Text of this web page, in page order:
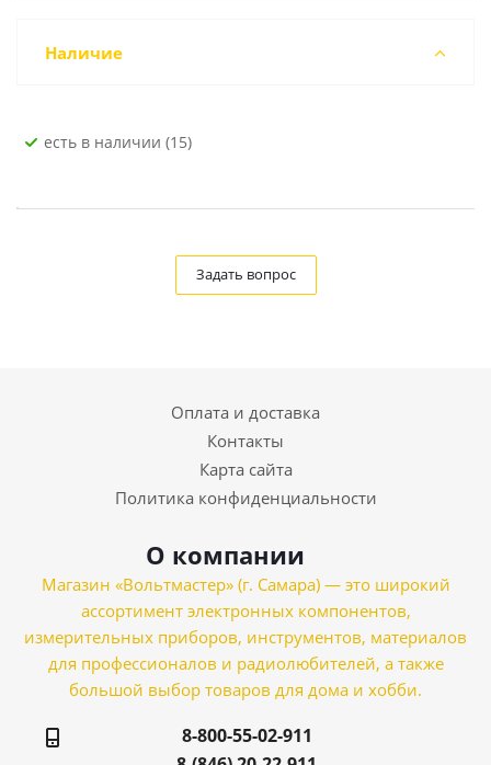
Наличие
Есть в наличии (15)
Задать вопрос
Оплата и доставка
Контакты
Карта сайта
Политика конфиденциальности
О компании
Магазин «Вольтмастер» (г. Самара) — это широкий
ассортимент электронных компонентов,
измерительных приборов, инструментов, материалов
для профессионалов и радиолюбителей, а также
большой выбор товаров для дома и хобби.
8-800-55-02-911